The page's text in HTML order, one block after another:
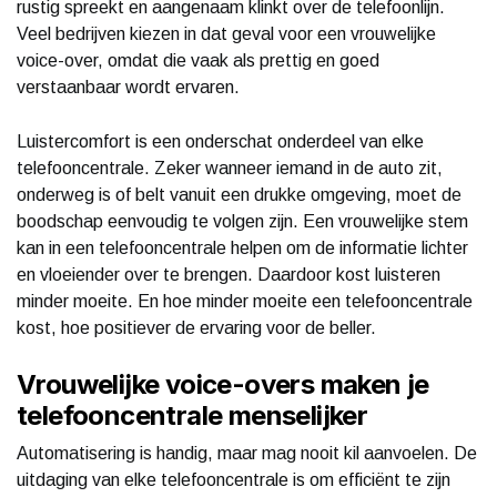
rustig spreekt en aangenaam klinkt over de telefoonlijn.
Veel bedrijven kiezen in dat geval voor een vrouwelijke
voice-over, omdat die vaak als prettig en goed
verstaanbaar wordt ervaren.
Luistercomfort is een onderschat onderdeel van elke
telefooncentrale. Zeker wanneer iemand in de auto zit,
onderweg is of belt vanuit een drukke omgeving, moet de
boodschap eenvoudig te volgen zijn. Een vrouwelijke stem
kan in een telefooncentrale helpen om de informatie lichter
en vloeiender over te brengen. Daardoor kost luisteren
minder moeite. En hoe minder moeite een telefooncentrale
kost, hoe positiever de ervaring voor de beller.
Vrouwelijke voice-overs maken je
telefooncentrale menselijker
Automatisering is handig, maar mag nooit kil aanvoelen. De
uitdaging van elke telefooncentrale is om efficiënt te zijn